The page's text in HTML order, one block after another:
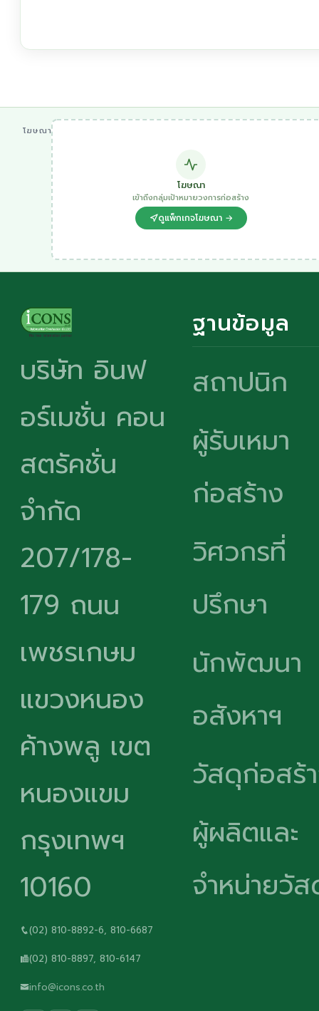
โฆษณา
โฆษณา
เข้าถึงกลุ่มเป้าหมายวงการก่อสร้าง
ดูแพ็กเกจโฆษณา →
บริษัท อินฟ
อร์เมชั่น คอน
สตรัคชั่น
จำกัด
207/178-
179 ถนน
เพชรเกษม
แขวงหนอง
ค้างพลู เขต
หนองแขม
กรุงเทพฯ
10160
(02) 810-8892-6, 810-6687
(02) 810-8897, 810-6147
info@icons.co.th
ฐานข้อมูล
สถาปนิก
ผู้รับเหมา
ก่อสร้าง
วิศวกรที่
ปรึกษา
นักพัฒนา
อสังหาฯ
วัสดุก่อสร้
ผู้ผลิตและ
จำหน่ายวั